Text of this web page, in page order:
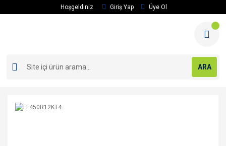
Hoşgeldiniz Giriş Yap Üye Ol
ARA